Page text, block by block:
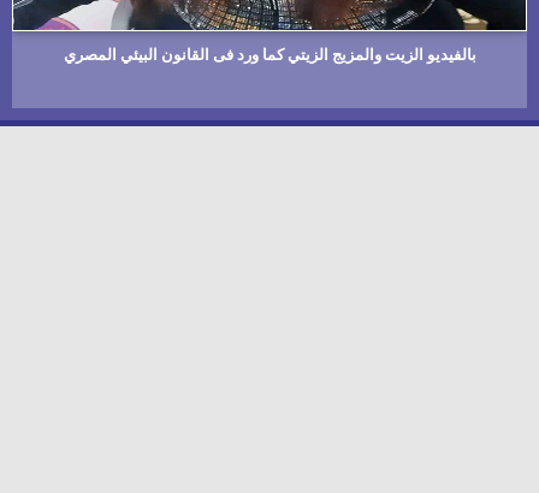
بالفيديو الزيت والمزيج الزيتي كما ورد فى القانون البيئي المصري